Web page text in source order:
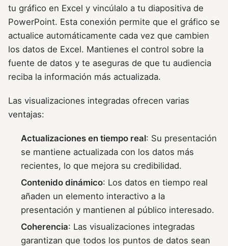
tu gráfico en Excel y vincúlalo a tu diapositiva de
PowerPoint. Esta conexión permite que el gráfico se
actualice automáticamente cada vez que cambien
los datos de Excel. Mantienes el control sobre la
fuente de datos y te aseguras de que tu audiencia
reciba la información más actualizada.
Las visualizaciones integradas ofrecen varias
ventajas:
Actualizaciones en tiempo real: Su presentación
se mantiene actualizada con los datos más
recientes, lo que mejora su credibilidad.
Contenido dinámico: Los datos en tiempo real
añaden un elemento interactivo a la
presentación y mantienen al público interesado.
Coherencia: Las visualizaciones integradas
garantizan que todos los puntos de datos sean